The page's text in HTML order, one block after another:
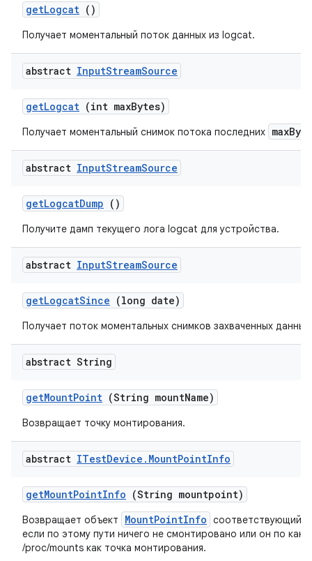
getLogcat ()
Получает моментальный поток данных из logcat.
abstract InputStreamSource
getLogcat (int maxBytes)
Получает моментальный снимок потока последних
abstract InputStreamSource
getLogcatDump ()
Получите дамп текущего лога logcat для устройства.
abstract InputStreamSource
getLogcatSince (long date)
Получает поток моментальных снимков захваченных
abstract String
getMountPoint (String mountName)
Возвращает точку монтирования.
abstract ITestDevice . MountPointInfo
getMountPointInfo (String mountpoint)
Возвращает объект MountPointInfo соответствующий
если по этому пути ничего не смонтировано или он по
/proc/mounts как точка монтирования.